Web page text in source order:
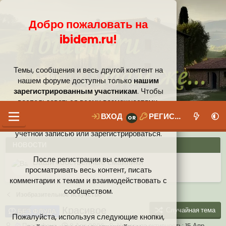
Добро пожаловать на
ibidem.ru!
Темы, сообщения и весь другой контент на
нашем форуме доступны только нашим
зарегистрированным участникам. Чтобы
воспользоваться всеми возможностями,
которые предлагает наше сообщество, вам
необходимо войти в систему под своей
учётной записью или зарегистрироваться.
После регистрации вы сможете
просматривать весь контент, писать
комментарии к темам и взаимодействовать с
сообществом.
Пожалуйста, используя следующие кнопки,
ВХОД РЕГИСТРАЦИЯ
Иконки пользователя
Ваши собственные смайлики
Аналитика от Ассистента
Новая система рейтинга (оценок) на форуме
Изобразительное искусство
Случайная тема